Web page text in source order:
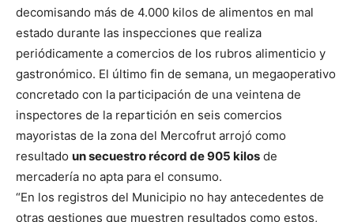
decomisando más de 4.000 kilos de alimentos en mal
estado durante las inspecciones que realiza
periódicamente a comercios de los rubros alimenticio y
gastronómico. El último fin de semana, un megaoperativo
concretado con la participación de una veintena de
inspectores de la repartición en seis comercios
mayoristas de la zona del Mercofrut arrojó como
resultado un secuestro récord de 905 kilos de
mercadería no apta para el consumo.
“En los registros del Municipio no hay antecedentes de
otras gestiones que muestren resultados como estos,